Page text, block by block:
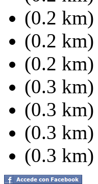
(0.2 km)
(0.2 km)
(0.2 km)
(0.3 km)
(0.3 km)
(0.3 km)
(0.3 km)